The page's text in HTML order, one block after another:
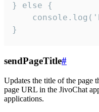
} else {
}
sendPageTitle#
Updates the title of the page
page URL in the JivoChat
applications.